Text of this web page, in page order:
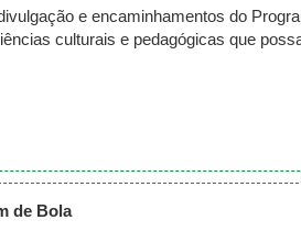
e encaminhamentos do
culturais e pedagógicas que
de Bola